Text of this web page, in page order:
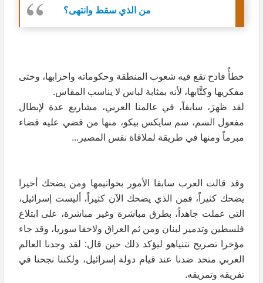
من الذي سقط وانتهى؟
خطأٌ فادح تقع فيه شعوب المنطقة وحكوماته واحزابها، وحتى
مفكريها وكتَّابها، لأنه بمثابة لباس لا يناسب المقاس.
لقد ظهرَ، سابقاً، في عالمنا العربي، مشاريع عدة لإبطال
مفعول السم، سم سايكس بيكو، منها من قضي عليه قضاء
مبرماً ومنها في طريقة لملاقاة نفس المصير...
وقد قالت العرب سابقا الأمور بخواتيمها ومن يضحك أخيرا
يضحك كثيراً، فمن الذي يضحك الآن كثيراً، أليست إسرائيل،
التي عملت جاهداً، بطرق مباشرة وغير مباشرة، على ابتلاع
فلسطين وتدمير لبنان ومن ثم العراق ولاحقا سوريا، وقد جاء
مؤخرا تصريح نتنياهو ليؤكد ذلك حين قال: لقد وجدنا العالم
العربي متحد ضدنا عند قيام دولة إسرائيل، ولكننا نجحنا في
تفريقه وتمزيقه.